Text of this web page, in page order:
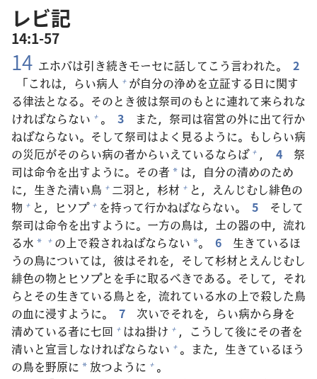
の
書
名
レビ記
14:1-57
14 エホバは引き続きモーセに話してこう言われた。
2
「これは，らい病人 + が自分の浄めを立証する 日に関す
る律法となる。そのとき彼は祭司のもとに連れて来られな
ければならない + 。 3 また， 祭司は宿営の外に出て行か
ねばならない。そして祭司はよく 見るように。もしらい病
の災厄がそのらい病の者からいえているならば + ， 4
祭
司は命令を出すように。その者 * は， 自分の清めのため
に， 生きた清い鳥 + 二羽と， 杉材 + と，えんじむし緋色の
物 + と，ヒソプ + を持って行かねばならない。 5
そして
祭司は命令を出すように。 一方の鳥は， 土の器の中， 流れ
る水 * + の 上で殺されねばならない *。 6 生きているほ
うの鳥については， 彼はそれを，そして杉材とえんじむし
緋色の物とヒソプとを手に取るべきである。そして，それ
らとその生きている鳥とを， 流れている水の 上で殺した鳥
の血に浸すように。 7 次いでそれを，らい病から身を
清めている者に七回 + はね掛け + ，こうして後にその者を
清いと宣言しなければならない + 。また， 生きているほう
の鳥を野原に * 放つように + 。